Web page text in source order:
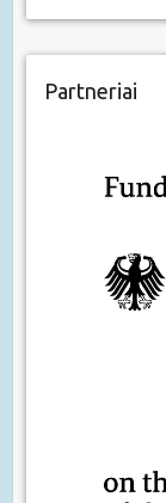
Partneriai